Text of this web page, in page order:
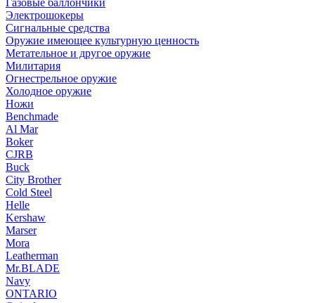
Газовые баллончики
Электрошокеры
Сигнальные средства
Оружие имеющее культурную ценность
Метательное и другое оружие
Милитария
Огнестрельное оружие
Холодное оружие
Ножи
Benchmade
Al Mar
Boker
CJRB
Buck
City Brother
Cold Steel
Helle
Kershaw
Marser
Mora
Leatherman
Mr.BLADE
Navy
ONTARIO